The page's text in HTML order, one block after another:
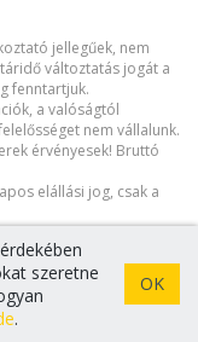
jellegűek, nem
változtatás jogát a
fenntartjuk.
a valóságtól
nem vállalunk.
érvényesek! Bruttó
elállási jog, csak a
fenntartva!
szeretne
.
OK